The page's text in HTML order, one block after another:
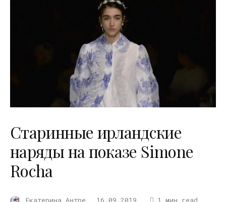
Старинные ирландские
наряды на показе Simone
Rocha
Екатерина Антре 16.09.2019 1 мин read